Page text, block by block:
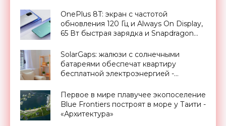
OnePlus 8T: экран с частотой
обновления 120 Гц и Always On Display,
65 Вт быстрая зарядка и Snapdragon
SolarGaps: жалюзи с солнечными
батареями обеспечат квартиру
бесплатной электроэнергией -
Первое в мире плавучее экопоселение
Blue Frontiers построят в море у Таити -
«Архитектура»